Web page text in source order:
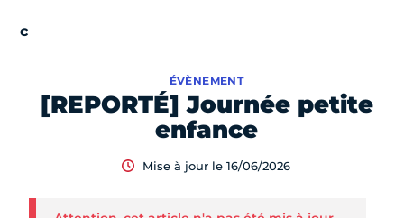
[REPORTÉ] Journée petite
enfance
ÉVÈNEMENT
Mise à jour le 16/06/2026